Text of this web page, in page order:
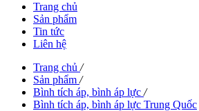
Trang chủ
Sản phẩm
Tin tức
Liên hệ
Trang chủ /
Sản phẩm /
Bình tích áp, bình áp lực /
Bình tích áp, bình áp lực Trung Quốc